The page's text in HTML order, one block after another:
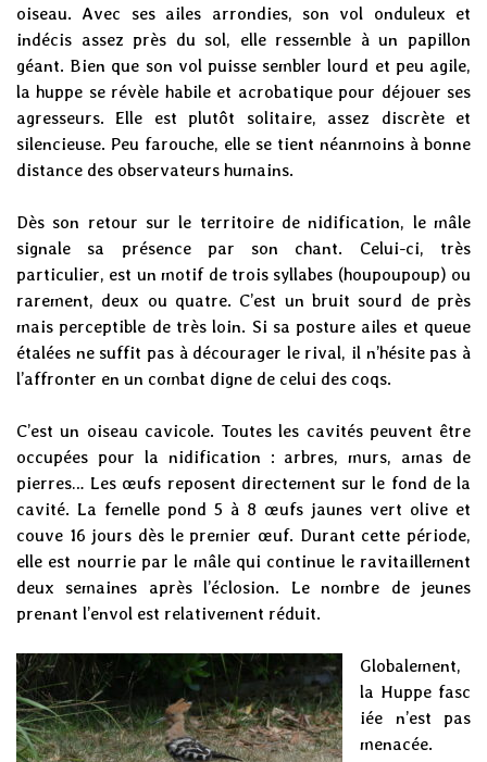
oiseau. Avec ses ailes arrondies, son vol onduleux et
indécis assez près du sol, elle ressemble à un papillon
géant. Bien que son vol puisse sembler lourd et peu agile,
la huppe se révèle habile et acrobatique pour déjouer ses
agresseurs. Elle est plutôt solitaire, assez discrète et
silencieuse. Peu farouche, elle se tient néanmoins à bonne
distance des observateurs humains.
Dès son retour sur le territoire de nidification, le mâle
signale sa présence par son chant. Celui-ci, très
particulier, est un motif de trois syllabes (houpoupoup) ou
rarement, deux ou quatre. C’est un bruit sourd de près
mais perceptible de très loin. Si sa posture ailes et queue
étalées ne suffit pas à décourager le rival, il n’hésite pas à
l’affronter en un combat digne de celui des coqs.
C’est un oiseau cavicole. Toutes les cavités peuvent être
occupées pour la nidification : arbres, murs, amas de
pierres… Les œufs reposent directement sur le fond de la
cavité. La femelle pond 5 à 8 œufs jaunes vert olive et
couve 16 jours dès le premier œuf. Durant cette période,
elle est nourrie par le mâle qui continue le ravitaillement
deux semaines après l’éclosion. Le nombre de jeunes
prenant l’envol est relativement réduit.
Globalement,
la Huppe fasc
iée n’est pas
menacée.